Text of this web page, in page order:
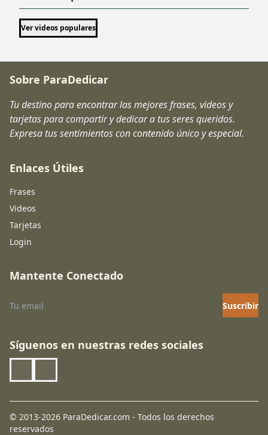
Ver videos populares
Sobre ParaDedicar
Tu destino para encontrar las mejores frases, videos y
tarjetas para compartir y dedicar a tus seres queridos.
Expresa tus sentimientos con contenido único y especial.
Enlaces Útiles
Frases
Videos
Tarjetas
Login
Mantente Conectado
Suscribir
Síguenos en nuestras redes sociales
© 2013-2026 ParaDedicar.com - Todos los derechos
reservados